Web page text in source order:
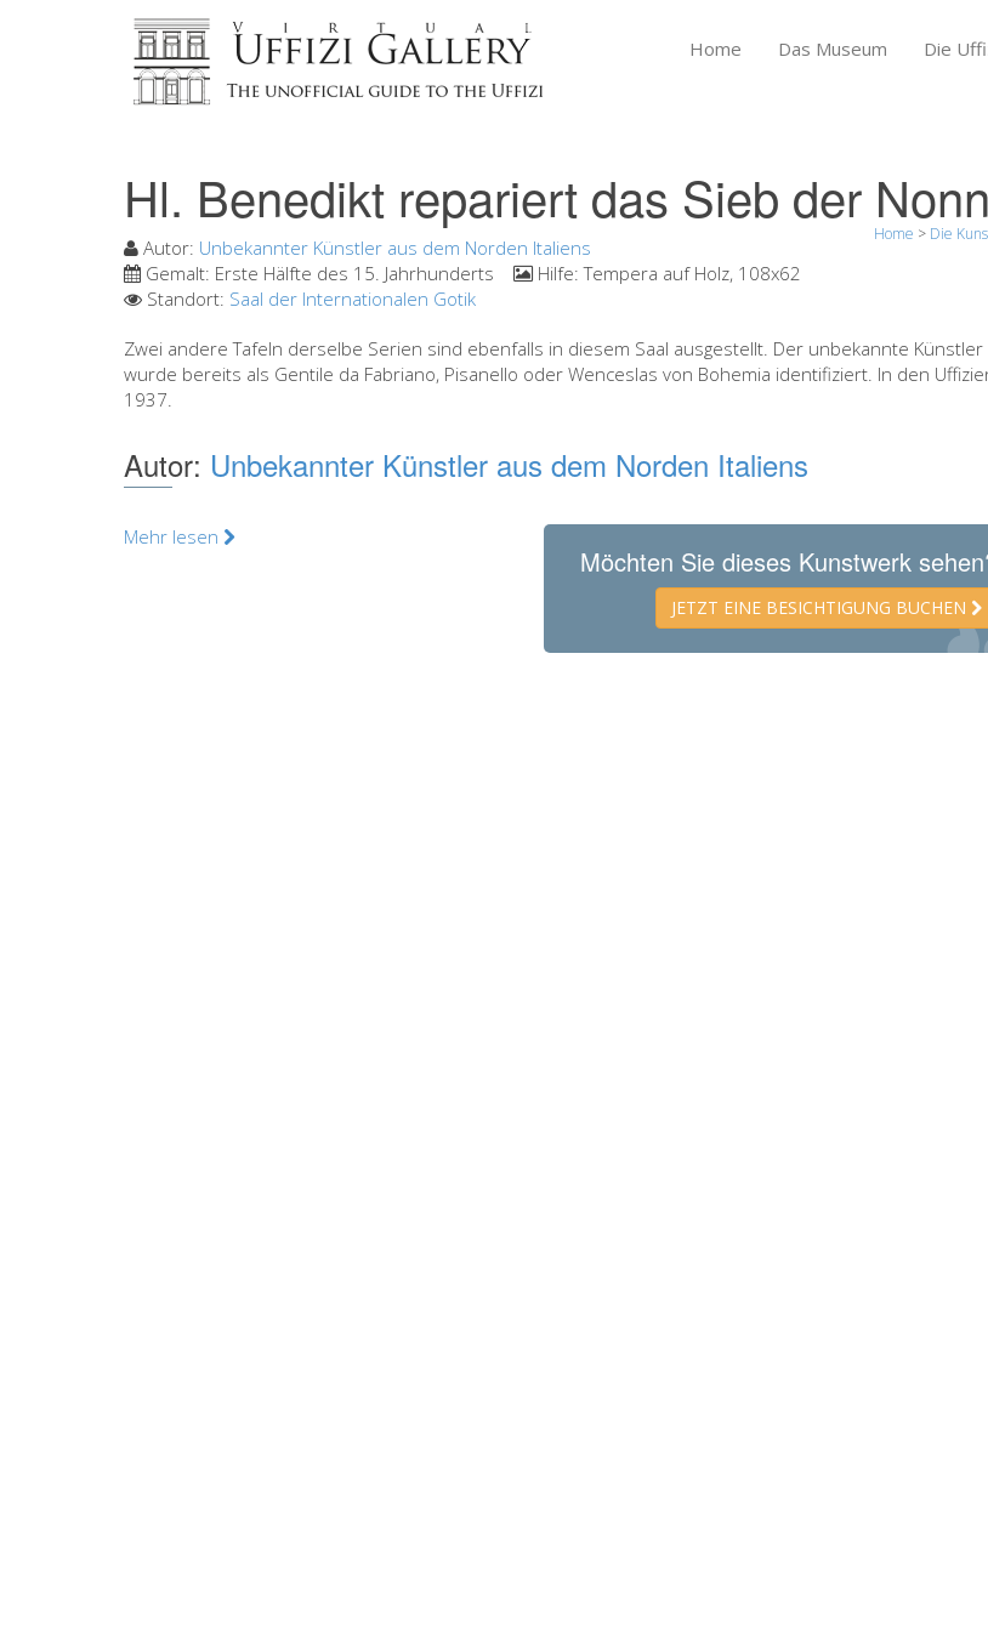
Home Das Museum Die
Hl. Benedikt repariert das Sieb der
Home > Die
Autor: Unbekannter Künstler aus dem Norden Italiens
Gemalt: Erste Hälfte des 15. Jahrhunderts Hilfe:Tempera auf Holz, 108x62
Standort: Saal der Internationalen Gotik
Zwei andere Tafeln derselbe Serien sind ebenfalls in diesem Saal ausgestellt. Der unbekannte Künstler
wurde bereits als Gentile da Fabriano, Pisanello oder Wenceslas von Bohemia identifiziert. In den
1937.
Autor: Unbekannter Künstler aus dem Norden Italiens
Möchten Sie dieses Kunstwerk
JETZT EINE BESICHTIGUNG BUCHEN
Mehr lesen